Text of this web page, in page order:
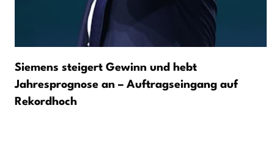
Siemens steigert Gewinn und hebt
Jahresprognose an – Auftragseingang auf
Rekordhoch